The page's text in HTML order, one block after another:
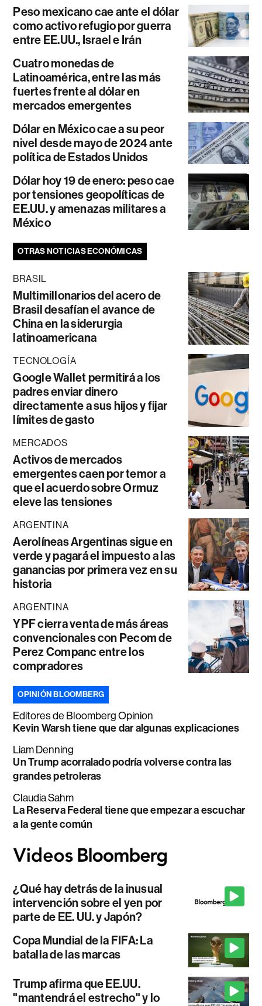
Peso mexicano cae ante el dólar
como activo refugio por guerra
entre EE.UU., Israel e Irán
Cuatro monedas de
Latinoamérica, entre las más
fuertes frente al dólar en
mercados emergentes
Dólar en México cae a su peor
nivel desde mayo de 2024 ante
política de Estados Unidos
Dólar hoy 19 de enero: peso cae
por tensiones geopolíticas de
EE.UU. y amenazas militares a
México
OTRAS NOTICIAS ECONÓMICAS
BRASIL
Multimillonarios del acero de
Brasil desafían el avance de
China en la siderurgia
latinoamericana
TECNOLOGÍA
Google Wallet permitirá a los
padres enviar dinero
directamente a sus hijos y fijar
límites de gasto
MERCADOS
Activos de mercados
emergentes caen por temor a
que el acuerdo sobre Ormuz
eleve las tensiones
ARGENTINA
Aerolíneas Argentinas sigue en
verde y pagará el impuesto a las
ganancias por primera vez en su
historia
ARGENTINA
YPF cierra venta de más áreas
convencionales con Pecom de
Perez Companc entre los
compradores
OPINIÓN BLOOMBERG
Editores de Bloomberg Opinion
Kevin Warsh tiene que dar algunas explicaciones
Liam Denning
Un Trump acorralado podría volverse contra las
grandes petroleras
Claudia Sahm
La Reserva Federal tiene que empezar a escuchar
a la gente común
¿Qué hay detrás de la inusual
intervención sobre el yen por
parte de EE. UU. y Japón?
Copa Mundial de la FIFA: La
batalla de las marcas
Trump afirma que EE.UU.
"mantendrá el estrecho" y lo